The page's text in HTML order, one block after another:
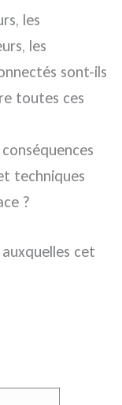
les
les
sont-ils
toutes ces
techniques
?
cet